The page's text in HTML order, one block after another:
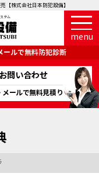
【株式会社日本防犯設備】
テム
ールで無料防犯診断
お問い合わせ
メールで無料見積り
menu